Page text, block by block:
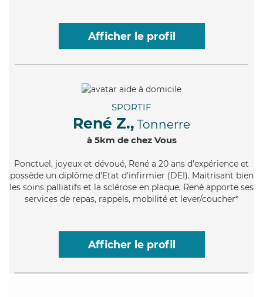
Afficher le profil
SPORTIF
René Z., Tonnerre
à 5km de chez Vous
Ponctuel, joyeux et dévoué, René a 20 ans d'expérience et
possède un diplôme d'Etat d'infirmier (DEI). Maitrisant bien
les soins palliatifs et la sclérose en plaque, René apporte ses
services de repas, rappels, mobilité et lever/coucher*
Afficher le profil